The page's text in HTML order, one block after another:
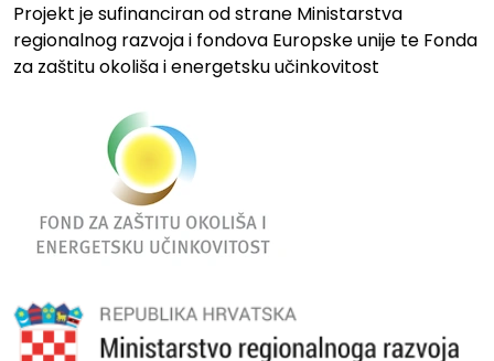
Projekt je sufinanciran od strane Ministarstva
regionalnog razvoja i fondova Europske unije te Fonda
za zaštitu okoliša i energetsku učinkovitost